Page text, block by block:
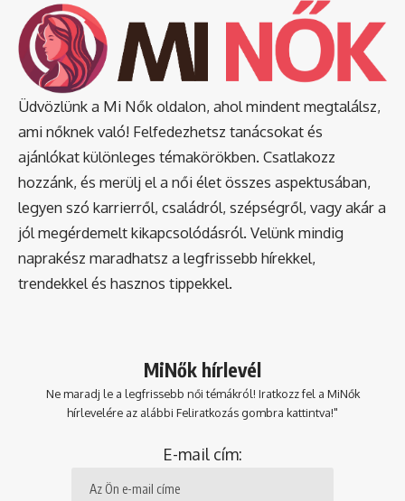
Üdvözlünk a Mi Nők oldalon, ahol mindent megtalálsz,
ami nőknek való! Felfedezhetsz tanácsokat és
ajánlókat különleges témakörökben. Csatlakozz
hozzánk, és merülj el a női élet összes aspektusában,
legyen szó karrierről, családról, szépségről, vagy akár a
jól megérdemelt kikapcsolódásról. Velünk mindig
naprakész maradhatsz a legfrissebb hírekkel,
trendekkel és hasznos tippekkel.
MiNők hírlevél
Ne maradj le a legfrissebb női témákról! Iratkozz fel a MiNők
hírlevelére az alábbi Feliratkozás gombra kattintva!"
E-mail cím: